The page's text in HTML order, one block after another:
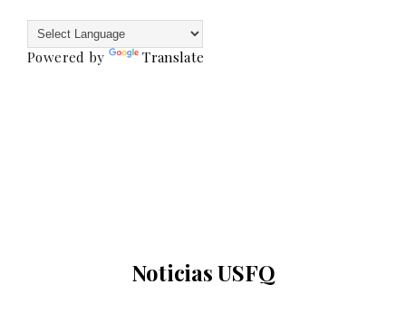
Powered by Translate
Noticias USFQ